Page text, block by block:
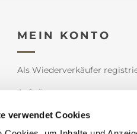
verwendet Cookies
MEIN KONTO
Als Wiederverkäufer
Aufträge
Adressen